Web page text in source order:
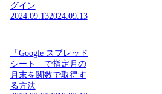
グイン
2024.09.132024.09.13
「Google スプレッド
シート」で指定月の
月末を関数で取得す
る方法